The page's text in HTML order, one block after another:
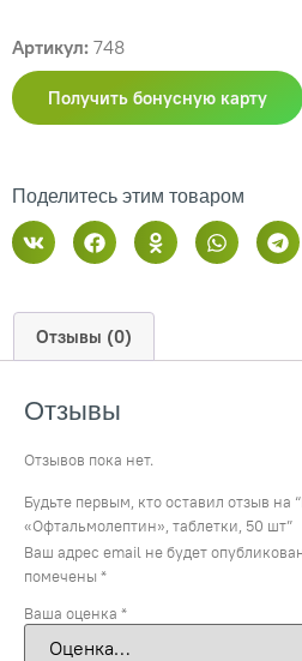
Артикул: 748
Получить бонусную карту
Поделитесь этим товаром
Отзывы (0)
Отзывы
Отзывов пока нет.
Будьте первым, кто оставил отзыв на
«Офтальмолептин», таблетки, 50 шт”
Ваш адрес email не будет
помечены *
Ваша оценка *